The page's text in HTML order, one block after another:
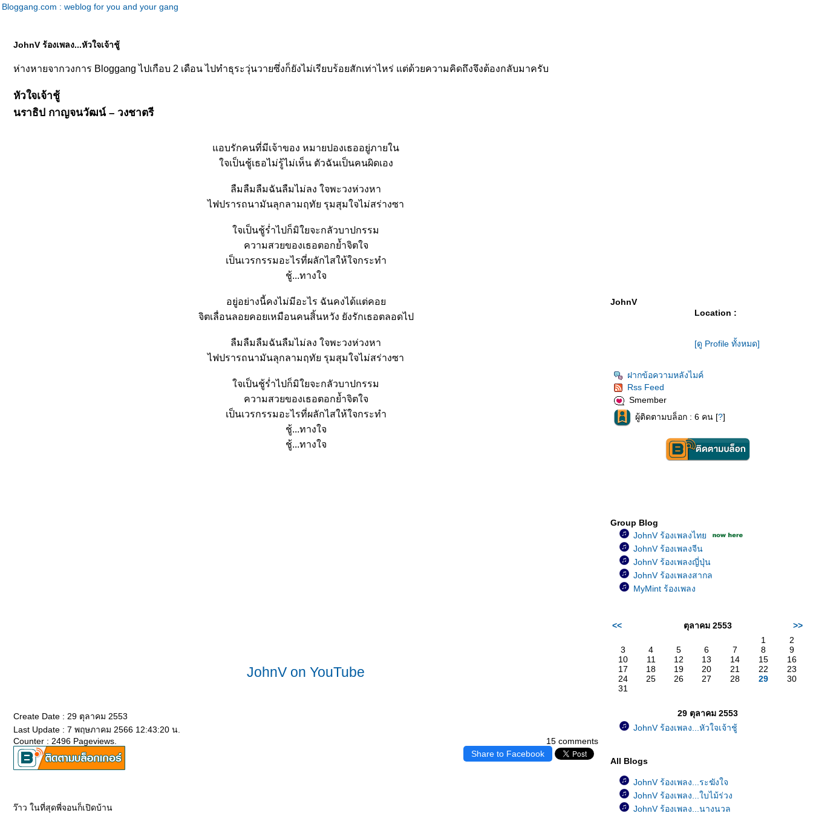
Bloggang.com : weblog for you and your gang
JohnV ร้องเพลง...หัวใจเจ้าชู้
ห่างหายจากวงการ Bloggang ไปเกือบ 2 เดือน ไปทำธุระวุ่นวายซึ่งก็ยังไม่เรียบร้อยสักเท่าไหร่ แต่ด้วยความคิดถึงจึงต้องกลับมาครับ
หัวใจเจ้าชู้
นราธิป กาญจนวัฒน์ – วงชาตรี
อบรักคนที่มีเจ้าของ หมายปองเธออยู่ภายใน
จเป็นชู้เธอไม่รู้ไม่เห็น ตัวฉันเป็นคนผิดเอง
ลืมลืมลืมฉันลืมไม่ลง ใจพะวงห่วงหา
ไฟปรารถนามันลุกลามฤทัย รุมสุมใจไม่สร่างซา
จเป็นชู้ร่ำไปก็มิใยจะกลัวบาปกรรม
ความสวยของเธอตอกย้ำจิตใจ
เป็นเวรกรรมอะไรที่ผลักไสให้ใจกระทำ
ชู้...ทางใจ
อยู่อย่างนี้คงไม่มีอะไร ฉันคงได้แต่คอ
จิตเลื่อนลอยคอยเหมือนคนสิ้นหวัง ยังรักเธอตลอดไป
ลืมลืมลืมฉันลืมไม่ลง ใจพะวงห่วงหา
ไฟปรารถนามันลุกลามฤทัย รุมสุมใจไม่สร่างซา
จเป็นชู้ร่ำไปก็มิใยจะกลัวบาปกรรม
ความสวยของเธอตอกย้ำจิตใจ
เป็นเวรกรรมอะไรที่ผลักไสให้ใจกระทำ
ชู้...ทางใจ
ชู้...ทางใจ
JohnV on YouTube
Create Date : 29 ตุลาคม 2553
Last Update : 7 พฤษภาคม 2566 12:43:20 น.
15 comments
Counter : 2496 Pageviews.
Share to Facebook
ว๊าว ในที่สุดพี่จอนก็เปิดบ้าน
JohnV
Location :
[ดู Profile ทั้งหมด]
ฝากข้อความหลังไมค์
Rss Feed
Smember
ผู้ติดตามบล็อก : 6 คน [?]
Group Blog
JohnV ร้องเพลงไท
JohnV ร้องเพลงจีน
JohnV ร้องเพลงญี่ปุ่น
JohnV ร้องเพลงสากล
MyMint ร้องเพลง
<< ตุลาคม 2553
>>
1
2
3
4 5 6 7 8
9
10
11 12 13 14 15
16
17
18 19 20 21 22
23
24
25 26 27 28 29
30
31
29 ตุลาคม 2553
JohnV ร้องเพลง...หัวใจเจ้าชู้
All Blogs
JohnV ร้องเพลง...ระฆังใจ
JohnV ร้องเพลง...ใบไม้ร่วง
JohnV ร้องเพลง...นางนวล